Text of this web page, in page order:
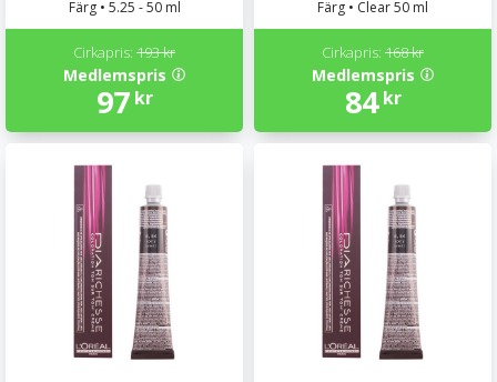
Professionnel
Färg • 5.25 - 50 ml
Medlemspris
97 kr
Cirkapris: 193 kr
Professionnel
Färg • Clear 50 ml
Medlemspris
84 kr
Cirkapris: 168 kr